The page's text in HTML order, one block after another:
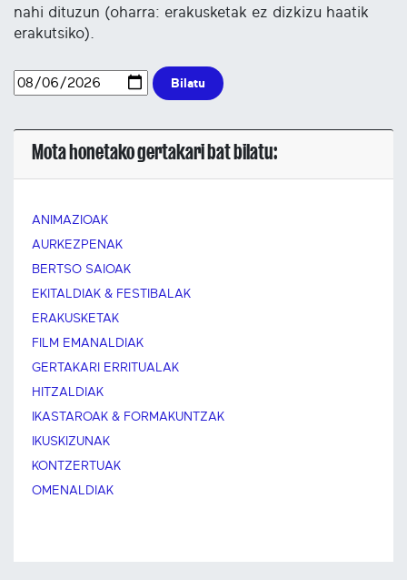
nahi dituzun (oharra: erakusketak ez dizkizu haatik
erakutsiko).
Bilatu
Mota honetako gertakari bat bilatu:
ANIMAZIOAK
AURKEZPENAK
BERTSO SAIOAK
EKITALDIAK & FESTIBALAK
ERAKUSKETAK
FILM EMANALDIAK
GERTAKARI ERRITUALAK
HITZALDIAK
IKASTAROAK & FORMAKUNTZAK
IKUSKIZUNAK
KONTZERTUAK
OMENALDIAK